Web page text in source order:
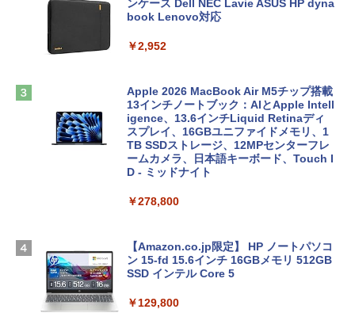
ンケース Dell NEC Lavie ASUS HP dyna
book Lenovo対応
￥2,952
Apple 2026 MacBook Air M5チップ搭載
13インチノートブック：AIとApple Intell
igence、13.6インチLiquid Retinaディ
スプレイ、16GBユニファイドメモリ、1
TB SSDストレージ、12MPセンターフレ
ームカメラ、日本語キーボード、Touch I
D - ミッドナイト
￥278,800
【Amazon.co.jp限定】 HP ノートパソコ
ン 15-fd 15.6インチ 16GBメモリ 512GB
SSD インテル Core 5
￥129,800